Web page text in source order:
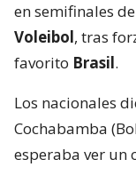
en semifinales
Voleibol, tras
favorito Brasil.
Los nacionales
Cochabamba
esperaba ver un